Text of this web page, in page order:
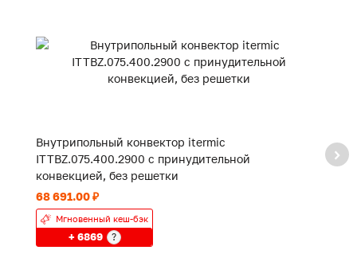
Внутрипольный конвектор itermic
ITTBZ.075.400.2900 с принудительной
конвекцией, без решетки
68 691.00 ₽
Мгновенный кеш-бэк
+ 6869 ?